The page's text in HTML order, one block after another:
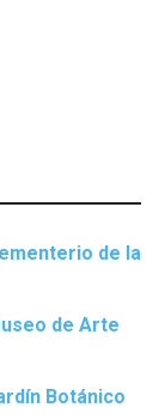
de la
de Arte
Botánico